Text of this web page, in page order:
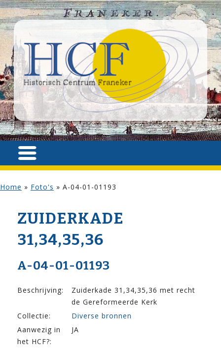
Home » Foto's » A-04-01-01193
ZUIDERKADE
31,34,35,36
A-04-01-01193
Beschrijving:
Zuiderkade 31,34,35,36 met recht
de Gereformeerde Kerk
Collectie:
Diverse bronnen
Aanwezig in
het HCF?:
JA